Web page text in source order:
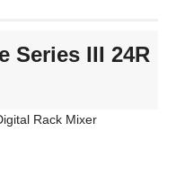
Series III 24R
Rack Mixer